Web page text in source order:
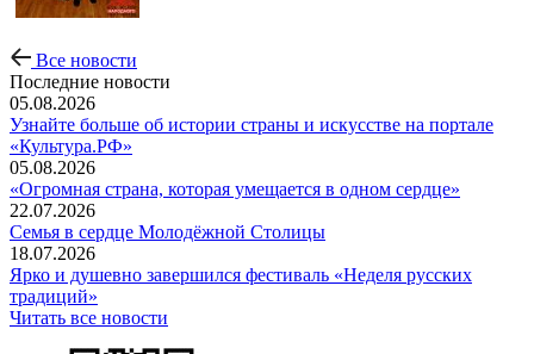
Все новости
Последние новости
05.08.2026
Узнайте больше об истории страны и искусстве на портале
«Культура.РФ»
05.08.2026
«Огромная страна, которая умещается в одном сердце»
22.07.2026
Семья в сердце Молодёжной Столицы
18.07.2026
Ярко и душевно завершился фестиваль «Неделя русских
традиций»
Читать все новости